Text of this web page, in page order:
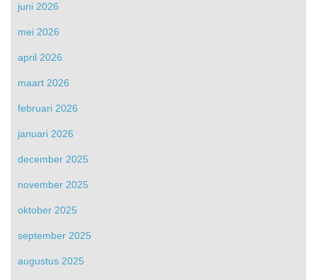
juni 2026
mei 2026
april 2026
maart 2026
februari 2026
januari 2026
december 2025
november 2025
oktober 2025
september 2025
augustus 2025